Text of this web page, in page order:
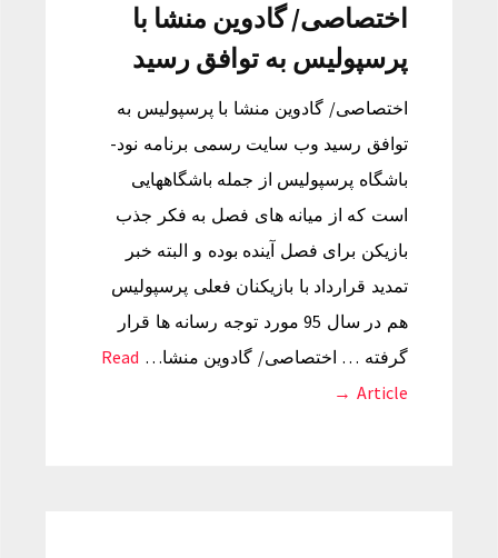
اختصاصی/ گادوین منشا با
پرسپولیس به توافق رسید
اختصاصی/ گادوین منشا با پرسپولیس به
توافق رسید وب سایت رسمی برنامه نود-
باشگاه پرسپولیس از جمله باشگاههایی
است که از میانه های فصل به فکر جذب
بازیکن برای فصل آینده بوده و البته خبر
تمدید قرارداد با بازیکنان فعلی پرسپولیس
هم در سال 95 مورد توجه رسانه ها قرار
گرفته … اختصاصی/ گادوین منشا… Read
Article →